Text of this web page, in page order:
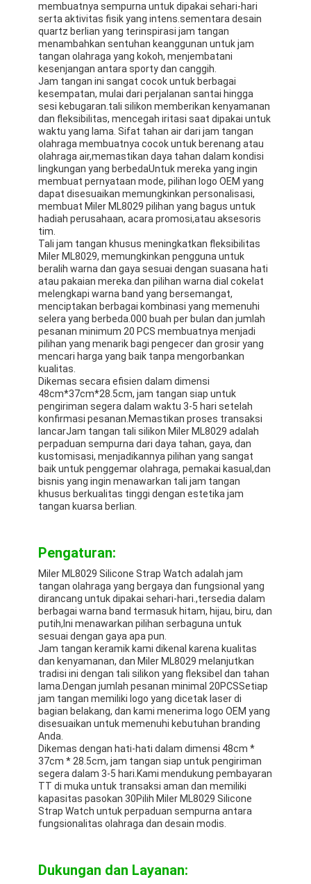
membuatnya sempurna untuk dipakai sehari-hari
serta aktivitas fisik yang intens.sementara desain
quartz berlian yang terinspirasi jam tangan
menambahkan sentuhan keanggunan untuk jam
tangan olahraga yang kokoh, menjembatani
kesenjangan antara sporty dan canggih.
Jam tangan ini sangat cocok untuk berbagai
kesempatan, mulai dari perjalanan santai hingga
sesi kebugaran.tali silikon memberikan kenyamanan
dan fleksibilitas, mencegah iritasi saat dipakai untuk
waktu yang lama. Sifat tahan air dari jam tangan
olahraga membuatnya cocok untuk berenang atau
olahraga air,memastikan daya tahan dalam kondisi
lingkungan yang berbedaUntuk mereka yang ingin
membuat pernyataan mode, pilihan logo OEM yang
dapat disesuaikan memungkinkan personalisasi,
membuat Miler ML8029 pilihan yang bagus untuk
hadiah perusahaan, acara promosi,atau aksesoris
tim.
Tali jam tangan khusus meningkatkan fleksibilitas
Miler ML8029, memungkinkan pengguna untuk
beralih warna dan gaya sesuai dengan suasana hati
atau pakaian mereka.dan pilihan warna dial cokelat
melengkapi warna band yang bersemangat,
menciptakan berbagai kombinasi yang memenuhi
selera yang berbeda.000 buah per bulan dan jumlah
pesanan minimum 20 PCS membuatnya menjadi
pilihan yang menarik bagi pengecer dan grosir yang
mencari harga yang baik tanpa mengorbankan
kualitas.
Dikemas secara efisien dalam dimensi
48cm*37cm*28.5cm, jam tangan siap untuk
pengiriman segera dalam waktu 3-5 hari setelah
konfirmasi pesanan.Memastikan proses transaksi
lancarJam tangan tali silikon Miler ML8029 adalah
perpaduan sempurna dari daya tahan, gaya, dan
kustomisasi, menjadikannya pilihan yang sangat
baik untuk penggemar olahraga, pemakai kasual,dan
bisnis yang ingin menawarkan tali jam tangan
khusus berkualitas tinggi dengan estetika jam
tangan kuarsa berlian.
Pengaturan:
Miler ML8029 Silicone Strap Watch adalah jam
tangan olahraga yang bergaya dan fungsional yang
dirancang untuk dipakai sehari-hari.,tersedia dalam
berbagai warna band termasuk hitam, hijau, biru, dan
putih,Ini menawarkan pilihan serbaguna untuk
sesuai dengan gaya apa pun.
Jam tangan keramik kami dikenal karena kualitas
dan kenyamanan, dan Miler ML8029 melanjutkan
tradisi ini dengan tali silikon yang fleksibel dan tahan
lama.Dengan jumlah pesanan minimal 20PCSSetiap
jam tangan memiliki logo yang dicetak laser di
bagian belakang, dan kami menerima logo OEM yang
disesuaikan untuk memenuhi kebutuhan branding
Anda.
Dikemas dengan hati-hati dalam dimensi 48cm *
37cm * 28.5cm, jam tangan siap untuk pengiriman
segera dalam 3-5 hari.Kami mendukung pembayaran
TT di muka untuk transaksi aman dan memiliki
kapasitas pasokan 30Pilih Miler ML8029 Silicone
Strap Watch untuk perpaduan sempurna antara
fungsionalitas olahraga dan desain modis.
Dukungan dan Layanan: